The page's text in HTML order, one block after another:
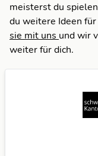
meisterst du
du weitere Ideen
sie mit uns und wir
weiter für dich.